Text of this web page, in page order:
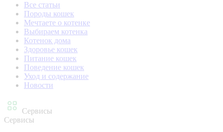
Все статьи
Породы кошек
Мечтаете о котенке
Выбираем котенка
Котенок дома
Здоровье кошек
Питание кошек
Поведение кошек
Уход и содержание
Новости
Сервисы
Сервисы